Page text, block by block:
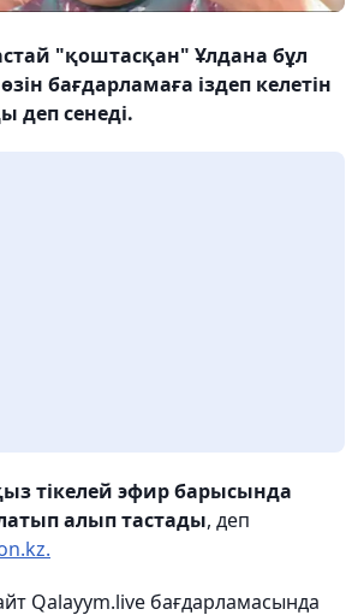
"қоштасқан" Ұлдана бұл
бағдарламаға іздеп келетін
деп сенеді.
тікелей эфир барысында
алып тастады, деп
Qalayym.live бағдарламасында